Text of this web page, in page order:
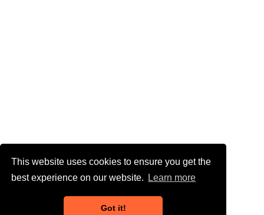
This website uses cookies to ensure you get the
best experience on our website.
Learn more
Got it!